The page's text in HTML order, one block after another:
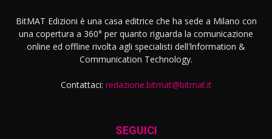
BitMAT Edizioni è una casa editrice che ha sede a Milano con
una copertura a 360° per quanto riguarda la comunicazione
online ed offline rivolta agli specialisti dell'lnformation &
Communication Technology.
Contattaci: redazione.bitmat@bitmat.it
SEGUICI